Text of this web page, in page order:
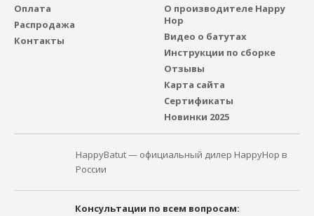
Оплата
Распродажа
Контакты
О производителе Happy
Hop
Видео о батутах
Инструкции по сборке
Отзывы
Карта сайта
Сертификаты
Новинки 2025
HappyBatut — официальный дилер HappyHop в
России
Консультации по всем вопросам: